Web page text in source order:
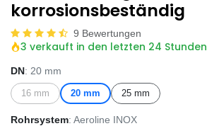
korrosionsbeständig
9 Bewertungen
3 verkauft in den letzten 24 Stunden
DN: 20 mm
16 mm 20 mm 25 mm
Rohrsystem: Aeroline INOX